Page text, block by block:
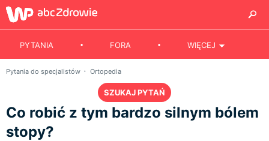
PYTANIA FORA WIĘCEJ
Pytania do specjalistów Ortopedia
SZUKAJ PYTAŃ
Co robić z tym bardzo silnym bólem
stopy?